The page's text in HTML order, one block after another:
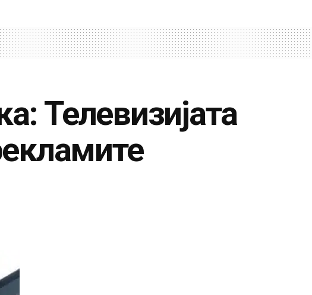
Телевизијата